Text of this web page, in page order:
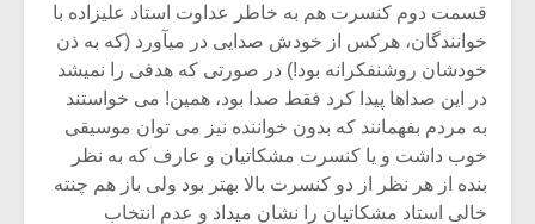
قسمت دوم کنسرت هم به خاطر عداوت استاد علیزاده با
خوانندگان، هرکس از خودش صدایی در می‏آورد (که به ذن
خودشان روشنفکرانه بود!) در صورتی که هدفی را نمی‏شد
در این صداها پیدا کرد فقط صدا بود، همین! می خواستند
به مردم بفهمانند که بدون خواننده نیز می توان موسیقی
خوب داشت و یا کنسرت مشکاتیان و عارف که به نظر
بنده از هر نظر از دو کنسرت بالا بهتر بود ولی باز هم چنته
خالی استاد مشکاتیان را نشان می‏داد و عدم انتخاب
یادداشتی بر موسیقی
متن فیلم «متری
شیش و نیم»
اگر نمی توانی
مشهورترین باشی،
بدنام ترین باش
دوره
موسیقی
موسیقی
برگزار
موسیقی